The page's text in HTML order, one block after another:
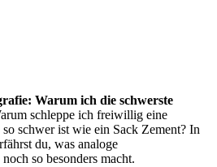
Warum ich die schwerste
schleppe ich freiwillig eine
schwer ist wie ein Sack Zement? In
du, was analoge
so besonders macht.